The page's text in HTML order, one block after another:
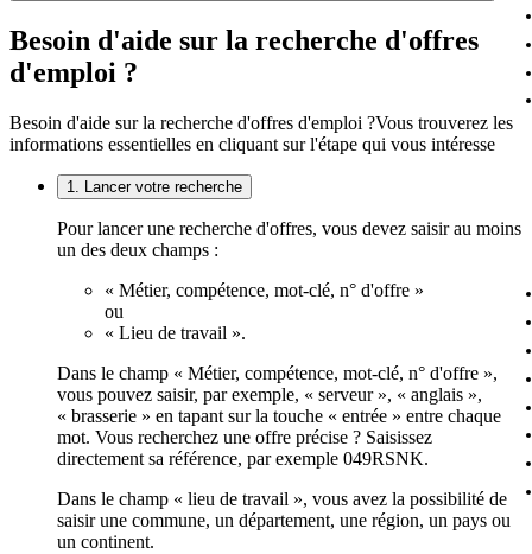
Besoin d'aide sur la recherche d'offres
d'emploi ?
Besoin d'aide sur la recherche d'offres d'emploi ?Vous trouverez les
informations essentielles en cliquant sur l'étape qui vous intéresse
1. Lancer votre recherche
Pour lancer une recherche d'offres, vous devez saisir au moins
un des deux champs :
« Métier, compétence, mot-clé, n° d'offre »
ou
« Lieu de travail ».
Dans le champ « Métier, compétence, mot-clé, n° d'offre »,
vous pouvez saisir, par exemple, « serveur », « anglais »,
« brasserie » en tapant sur la touche « entrée » entre chaque
mot. Vous recherchez une offre précise ? Saisissez
directement sa référence, par exemple 049RSNK.
Dans le champ « lieu de travail », vous avez la possibilité de
saisir une commune, un département, une région, un pays ou
un continent.